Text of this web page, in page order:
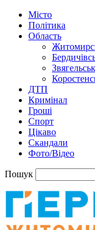
Місто
Політика
Область
ДТП
Кримінал
Гроші
Спорт
Цікаво
Скандали
Фото/Відео
Пошук